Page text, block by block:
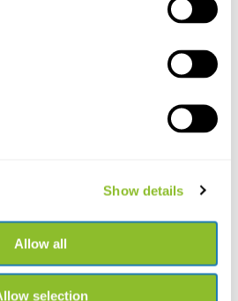
Show details
Allow all
selection
uns